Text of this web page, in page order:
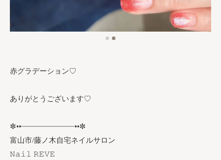
赤グラデーション♡
ありがとうございます♡
✼••┈┈┈┈┈┈┈┈┈┈┈┈••✼
富山市/藤ノ木自宅ネイルサロン
𝙽𝚊𝚒𝚕 𝚁𝙴𝚅𝙴